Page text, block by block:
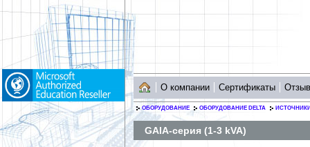
О компании Сертификаты
ОБОРУДОВАНИЕ ОБОРУДОВАНИЕ DELTA
GAIA-серия (1-3 kVA)